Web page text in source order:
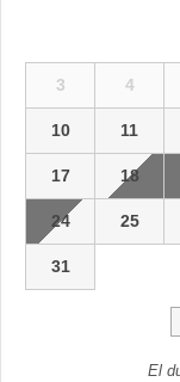
3 4
10 11
17 18
24 25
31
El